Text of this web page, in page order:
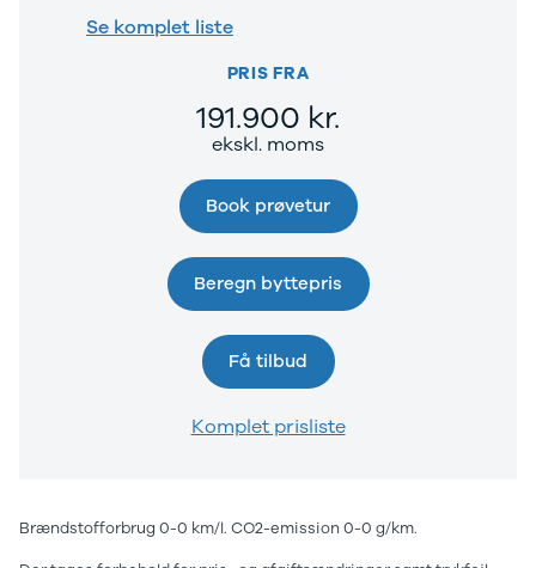
Se komplet liste
PRIS FRA
191.900 kr.
ekskl. moms
Book prøvetur
Beregn byttepris
Få tilbud
Komplet prisliste
Brændstofforbrug 0-0 km/l. CO2-emission 0-0 g/km.